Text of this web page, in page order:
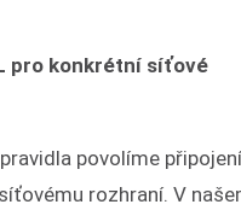
pro konkrétní síťové
povolíme připojení
rozhraní. V